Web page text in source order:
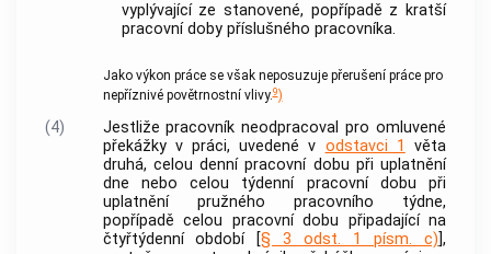
vyplývající ze stanovené, popřípadě z kratší
pracovní doby příslušného pracovníka.
Jako výkon práce se však neposuzuje přerušení práce pro
nepříznivé povětrnostní vlivy.9)
(4)
Jestliže pracovník neodpracoval pro omluvené
překážky v práci, uvedené v odstavci 1
věta
druhá, celou denní pracovní dobu při uplatnění
dne nebo celou týdenní pracovní dobu při
uplatnění pružného pracovního týdne,
popřípadě celou pracovní dobu připadající na
čtyřtýdenní období [§ 3 odst. 1 písm. c)],